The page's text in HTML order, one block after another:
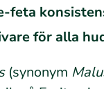
feta
för alla
(synonym